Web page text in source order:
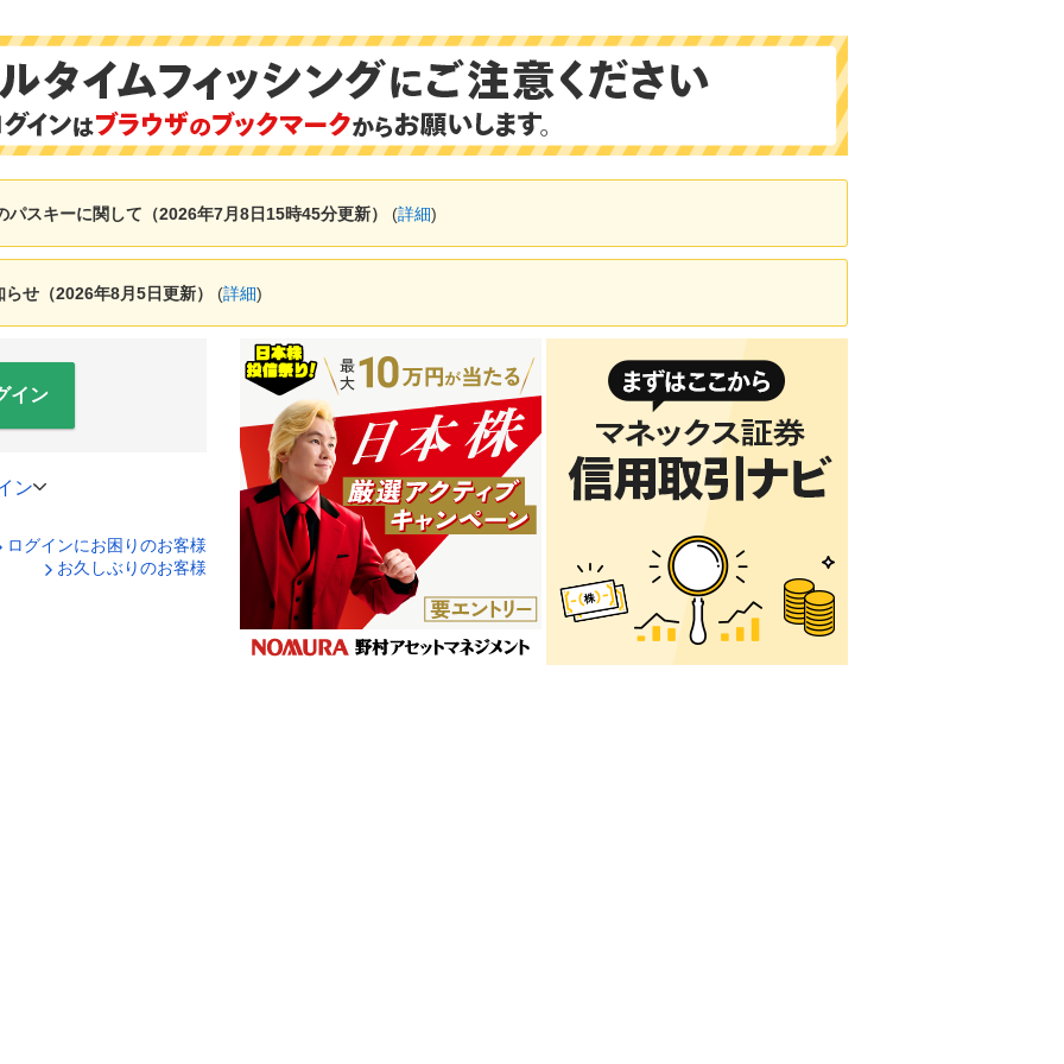
スキーに関して（2026年7月8日15時45分更新） (詳細)
せ（2026年8月5日更新） (詳細)
イン
ン
口座番号でログイン
ログインにお困りのお客様
お久しぶりのお客様